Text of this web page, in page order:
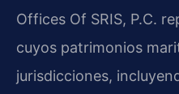
Offices Of SRIS, P.C.
cuyos patrimonios
jurisdicciones,